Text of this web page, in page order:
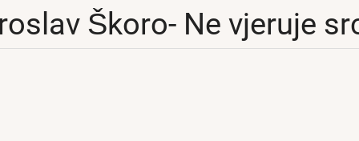
Škoro- Ne vjeruje